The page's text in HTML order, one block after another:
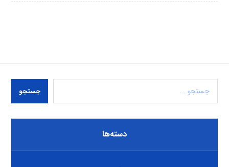
جستجو
دسته‌ها